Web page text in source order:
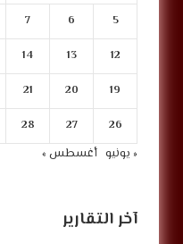
5
6
7
12
13
14
19
20
21
26
27
28
« يونيو أغسطس »
آخر التقارير